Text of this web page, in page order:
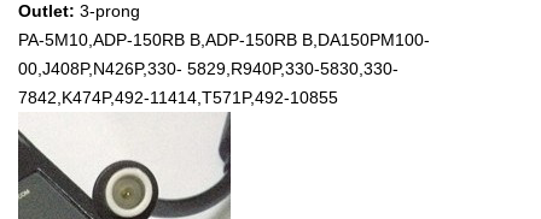
Outlet: 3-prong
PA-5M10,ADP-150RB B,ADP-150RB B,DA150PM100-
00,J408P,N426P,330- 5829,R940P,330-5830,330-
7842,K474P,492-11414,T571P,492-10855